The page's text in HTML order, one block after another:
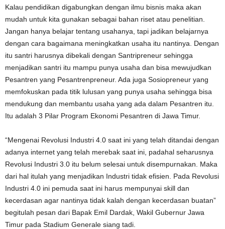
Kalau pendidikan digabungkan dengan ilmu bisnis maka akan
mudah untuk kita gunakan sebagai bahan riset atau penelitian.
Jangan hanya belajar tentang usahanya, tapi jadikan belajarnya
dengan cara bagaimana meningkatkan usaha itu nantinya. Dengan
itu santri harusnya dibekali dengan Santripreneur sehingga
menjadikan santri itu mampu punya usaha dan bisa mewujudkan
Pesantren yang Pesantrenpreneur. Ada juga Sosiopreneur yang
memfokuskan pada titik lulusan yang punya usaha sehingga bisa
mendukung dan membantu usaha yang ada dalam Pesantren itu.
Itu adalah 3 Pilar Program Ekonomi Pesantren di Jawa Timur.
“Mengenai Revolusi Industri 4.0 saat ini yang telah ditandai dengan
adanya internet yang telah merebak saat ini, padahal seharusnya
Revolusi Industri 3.0 itu belum selesai untuk disempurnakan. Maka
dari hal itulah yang menjadikan Industri tidak efisien. Pada Revolusi
Industri 4.0 ini pemuda saat ini harus mempunyai skill dan
kecerdasan agar nantinya tidak kalah dengan kecerdasan buatan”
begitulah pesan dari Bapak Emil Dardak, Wakil Gubernur Jawa
Timur pada Stadium Generale siang tadi.